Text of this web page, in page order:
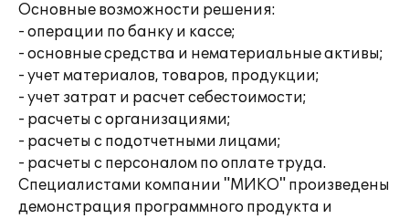
Основные возможности решения:
- операции по банку и кассе;
- основные средства и нематериальные активы;
- учет материалов, товаров, продукции;
- учет затрат и расчет себестоимости;
- расчеты с организациями;
- расчеты с подотчетными лицами;
- расчеты с персоналом по оплате труда.
Специалистами компании "МИКО" произведены
демонстрация программного продукта и